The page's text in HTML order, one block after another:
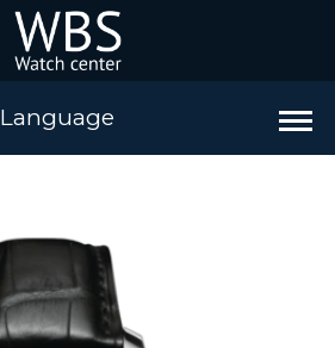
Language